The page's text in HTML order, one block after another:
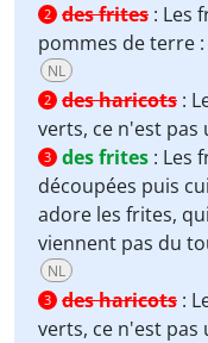
2 des frites : Les
pommes de terre
NL
2 des haricots :
verts, ce n'est pas
3 des frites : Les
découpées puis
adore les frites,
viennent pas du
NL
3 des haricots :
verts, ce n'est pas